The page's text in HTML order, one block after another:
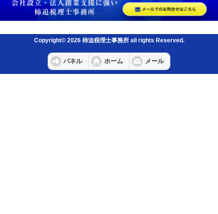
Copyright© 2026 柿迫税理士事務所 all rights Reserved.
パネル ホーム メール